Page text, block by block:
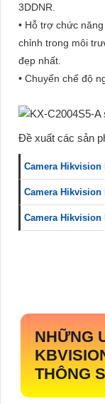
3DDNR.
• Hỗ trợ chức
chỉnh trong môi
đẹp nhất.
• Chuyển chế độ
Đề xuất các sản
Camera Hikvision
Camera Hikvision
Camera Hikvision
NHỮNG
THÔNG